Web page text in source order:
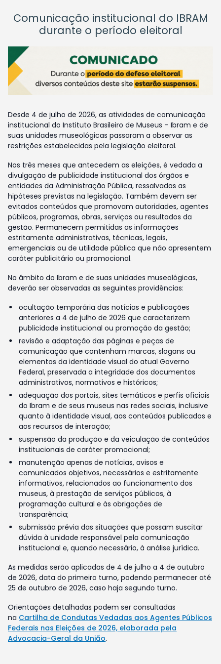
Comunicação institucional do IBRAM
durante o período eleitoral
Desde 4 de julho de 2026, as atividades de comunicação
institucional do Instituto Brasileiro de Museus – Ibram e de
suas unidades museológicas passaram a observar as
restrições estabelecidas pela legislação eleitoral.
Nos três meses que antecedem as eleições, é vedada a
divulgação de publicidade institucional dos órgãos e
entidades da Administração Pública, ressalvadas as
hipóteses previstas na legislação. Também devem ser
evitados conteúdos que promovam autoridades, agentes
públicos, programas, obras, serviços ou resultados da
gestão. Permanecem permitidas as informações
estritamente administrativas, técnicas, legais,
emergenciais ou de utilidade pública que não apresentem
caráter publicitário ou promocional.
No âmbito do Ibram e de suas unidades museológicas,
deverão ser observadas as seguintes providências:
ocultação temporária das notícias e publicações
anteriores a 4 de julho de 2026 que caracterizem
publicidade institucional ou promoção da gestão;
revisão e adaptação das páginas e peças de
comunicação que contenham marcas, slogans ou
elementos da identidade visual do atual Governo
Federal, preservada a integridade dos documentos
administrativos, normativos e históricos;
adequação dos portais, sites temáticos e perfis oficiais
do Ibram e de seus museus nas redes sociais, inclusive
quanto à identidade visual, aos conteúdos publicados e
aos recursos de interação;
suspensão da produção e da veiculação de conteúdos
institucionais de caráter promocional;
manutenção apenas de notícias, avisos e
comunicados objetivos, necessários e estritamente
informativos, relacionados ao funcionamento dos
museus, à prestação de serviços públicos, à
programação cultural e às obrigações de
transparência;
submissão prévia das situações que possam suscitar
dúvida à unidade responsável pela comunicação
institucional e, quando necessário, à análise jurídica.
As medidas serão aplicadas de 4 de julho a 4 de outubro
de 2026, data do primeiro turno, podendo permanecer até
25 de outubro de 2026, caso haja segundo turno.
Orientações detalhadas podem ser consultadas
na Cartilha de Condutas Vedadas aos Agentes Públicos
Federais nas Eleições de 2026, elaborada pela
Advocacia-Geral da União.